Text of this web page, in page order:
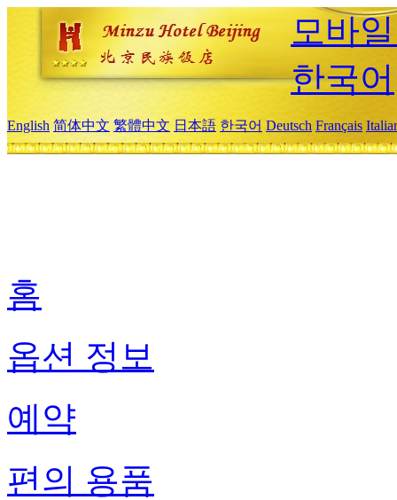
모바
한국어
English 简体中文 繁體中文 日本語 한국어 Deutsch Français
홈
옵션 정보
예약
편의 용품